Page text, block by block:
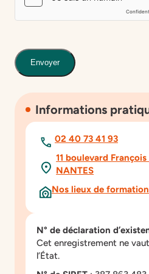
Envoyer
Informations
02 40 73 41 93
11 boulevard
NANTES
Nos lieux de formation
N° de déclaration
Cet enregistrement ne
l’État.